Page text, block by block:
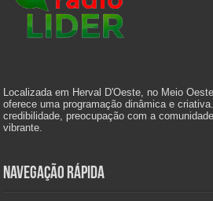
Localizada em Herval D'Oeste, no Meio
oferece uma programação dinâmica e
credibilidade, preocupação com a
vibrante.
Navegação Rápida